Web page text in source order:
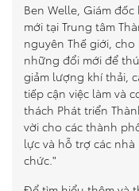
Ben Welle, Giám
mới tại Trung tâm
nguyên Thế giới,
những đổi mới để
giảm lượng khí thải,
tiếp cận việc làm và
thách Phát triển
vời cho các thành
lực và hỗ trợ các
chức."